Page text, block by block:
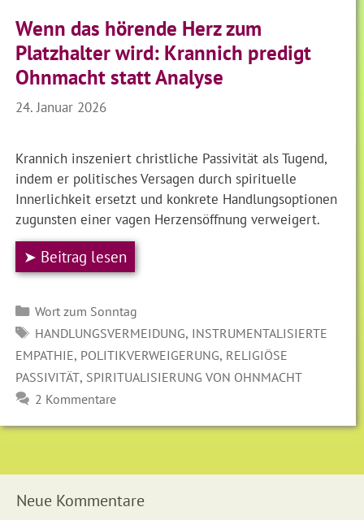
Wenn das hörende Herz zum
Platzhalter wird: Krannich predigt
Ohnmacht statt Analyse
24. Januar 2026
Krannich inszeniert christliche Passivität als Tugend,
indem er politisches Versagen durch spirituelle
Innerlichkeit ersetzt und konkrete Handlungsoptionen
zugunsten einer vagen Herzensöffnung verweigert.
➤ Beitrag lesen
Kategorien
Wort zum Sonntag
SCHLAGWÖRTER
HANDLUNGSVERMEIDUNG, INSTRUMENTALISIERTE
EMPATHIE, POLITIKVERWEIGERUNG, RELIGIÖSE
PASSIVITÄT, SPIRITUALISIERUNG VON OHNMACHT
2 Kommentare
Neue Kommentare